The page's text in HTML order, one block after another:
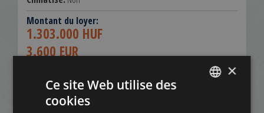
Montant du loyer:
1.303.000 HUF
3.600 EUR
+3613540980
×
Ce site Web utilise des
cookies